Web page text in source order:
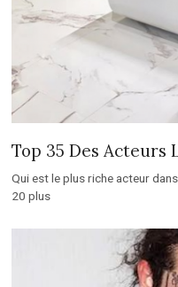
Top 35 Des Acteurs
Qui est le plus riche acteur
20 plus